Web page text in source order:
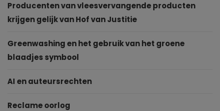
Producenten van vleesvervangende producten
krijgen gelijk van Hof van Justitie
Greenwashing en het gebruik van het groene
blaadjes symbool
AI en auteursrechten
Reclame oorlog